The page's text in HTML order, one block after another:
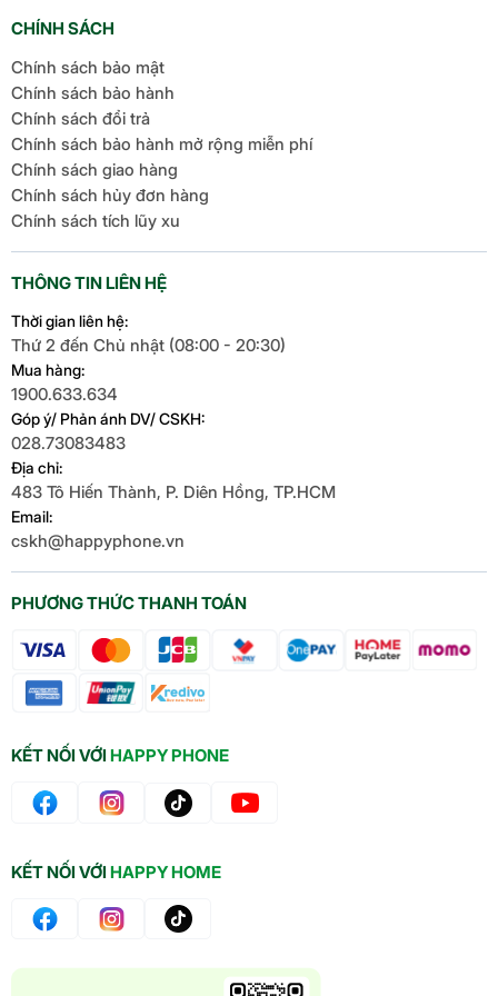
sao. Còn màu đen và trắng phù hợp cho đối tượng
Đập hộp Redmi Note 12
Pro
Xiaomi Redmi Note 12 Pro (8GB-256GB)
Củ sạc
Cáp sạc Type C
Ốp lưng
Que lấy sim
Sách hướng dẫn sử dụng
So sánh Redmi Note 12
Pro và Redmi Note 11 Pro
THÔNG
Redmi Note 12
PHƯƠNG THỨC THANH TOÁN
KẾT NỐI VỚIHAPPY PHONE
CHÍNH SÁCH
Chính sách bảo mật
Chính sách bảo hành
Chính sách đổi trả
Chính sách bảo hành mở rộng miễn phí
Chính sách giao hàng
Chính sách hủy đơn hàng
Chính sách tích lũy xu
THÔNG TIN LIÊN HỆ
Thời gian liên hệ:
Thứ 2 đến Chủ nhật (08:00 - 20:30)
Mua hàng:
1900.633.634
Góp ý/ Phản ánh DV/ CSKH:
028.73083483
Địa chỉ:
483 Tô Hiến Thành, P. Diên Hồng, TP.HCM
Email:
cskh@happyphone.vn
KẾT NỐI VỚIHAPPY HOME